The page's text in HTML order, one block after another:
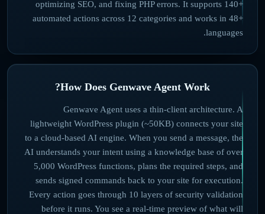
optimizing SEO, and fixing PHP errors. It supports 140+
automated actions across 12 categories and works in 48+
languages.
How Does Genwave Agent Work?
Genwave Agent uses a thin-client architecture. A
lightweight WordPress plugin (~50KB) connects your site
to a cloud-based AI engine. When you send a message, the
AI understands your intent using a knowledge base of over
5,000 WordPress functions, plans the required steps, and
sends signed commands back to your site for execution.
Every action goes through 10 layers of security validation
before it runs. You see a real-time preview of what will